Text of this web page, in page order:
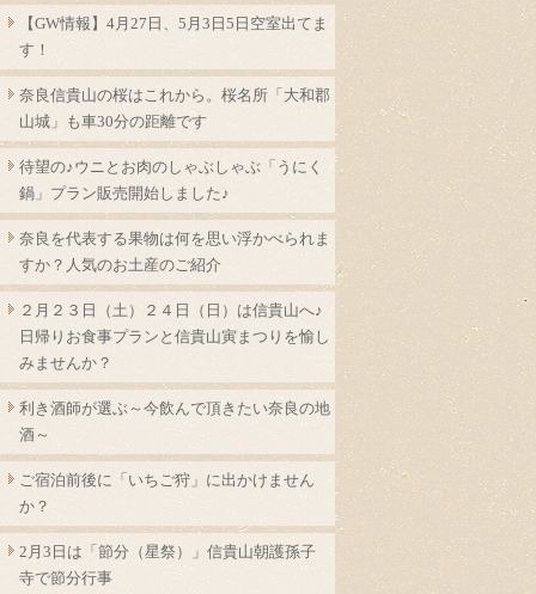
【GW情報】4月27日、5月3日5日空室出てま
す！
奈良信貴山の桜はこれから。桜名所「大和郡
山城」も車30分の距離です
待望の♪ウニとお肉のしゃぶしゃぶ「うにく
鍋」プラン販売開始しました♪
奈良を代表する果物は何を思い浮かべられま
すか？人気のお土産のご紹介
２月２３日（土）２４日（日）は信貴山へ♪
日帰りお食事プランと信貴山寅まつりを愉し
みませんか？
利き酒師が選ぶ～今飲んで頂きたい奈良の地
酒～
ご宿泊前後に「いちご狩」に出かけません
か？
2月3日は「節分（星祭）」信貴山朝護孫子
寺で節分行事